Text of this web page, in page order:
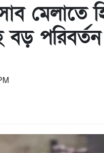
মেলাতে
পরিবর্তন